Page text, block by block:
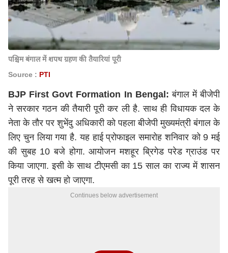
पश्चिम बंगाल में शपथ ग्रहण की तैयारियां पूरी
Source : PTI
BJP First Govt Formation In Bengal: बंगाल में बीजेपी
ने सरकार गठन की तैयारी पूरी कर ली है. साथ ही विधायक दल के
नेता के तौर परशुभेंदु अधिकारीको पहला बीजेपी मुख्यमंत्री बंगाल के
लिए चुन लिया गया है. यह हाई प्रोफाइल समारोह शनिवार को 9 मई
की सुबह 10 बजे होगा. आयोजन मशहूर ब्रिगेड परेड ग्राउंड पर
किया जाएगा. इसी के साथ टीएमसी का 15 साल का राज्य में शासन
पूरी तरह से खत्म हो जाएगा.
Continues below advertisement